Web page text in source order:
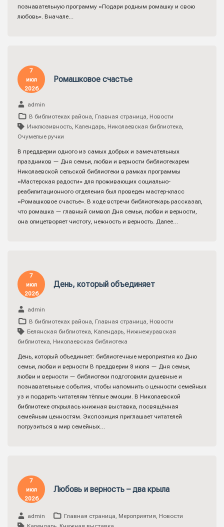
познавательную программу «Подари родным ромашку и свою
любовь». Вначале…
7
июл
2026
Ромашковое счастье
admin
В библиотеках района, Главная страница, Новости
Инклюзивность, Календарь, Николаевская библиотека,
Очумелые ручки
В преддверии одного из самых добрых и замечательных
праздников — Дня семьи, любви и верности библиотекарем
Николаевской сельской библиотеки в рамках программы
«Мастерская радости» для проживающих социально-
реабилитационного отделения был проведен мастер-класс
«Ромашковое счастье». В ходе встречи библиотекарь рассказал,
что ромашка — главный символ Дня семьи, любви и верности,
она олицетворяет чистоту, нежность и верность. Далее…
7
июл
2026
День, который объединяет
admin
В библиотеках района, Главная страница, Новости
Белянская библиотека, Календарь, Нижнежуравская
библиотека, Николаевская библиотека
День, который объединяет: библиотечные мероприятия ко Дню
семьи, любви и верности В преддверии 8 июля — Дня семьи,
любви и верности — библиотеки подготовили душевные и
познавательные события, чтобы напомнить о ценности семейных
уз и подарить читателям тёплые эмоции. В Николаевской
библиотеке открылась книжная выставка, посвящённая
семейным ценностям. Экспозиция приглашает читателей
погрузиться в мир семейных…
7
июл
2026
Любовь и верность – два крыла
admin Главная страница, Мероприятия, Новости